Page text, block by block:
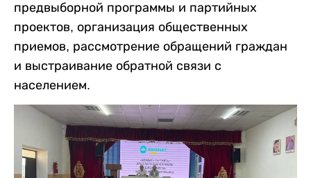
предвыборной программы и партийных
проектов, организация общественных
приемов, рассмотрение обращений граждан
и выстраивание обратной связи с
населением.